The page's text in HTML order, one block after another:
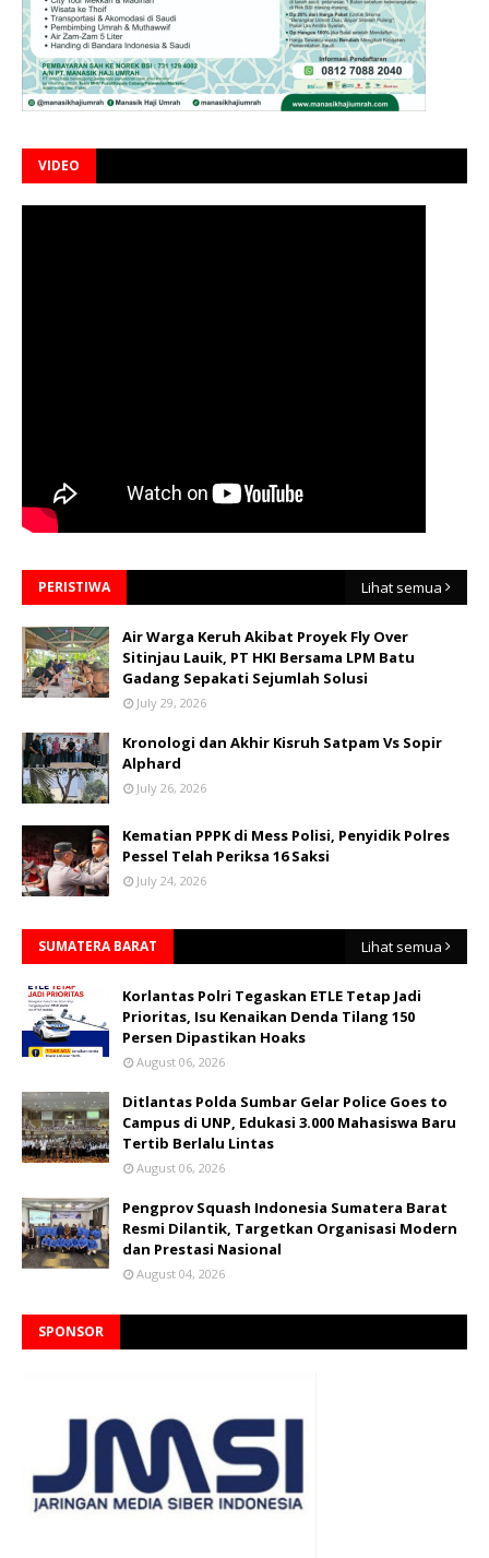
VIDEO
PERISTIWA Lihat semua
Air Warga Keruh Akibat Proyek Fly Over
Sitinjau Lauik, PT HKI Bersama LPM Batu
Gadang Sepakati Sejumlah Solusi
July 29, 2026
Kronologi dan Akhir Kisruh Satpam Vs Sopir
Alphard
July 26, 2026
Kematian PPPK di Mess Polisi, Penyidik Polres
Pessel Telah Periksa 16 Saksi
July 24, 2026
SUMATERA BARAT Lihat semua
Korlantas Polri Tegaskan ETLE Tetap Jadi
Prioritas, Isu Kenaikan Denda Tilang 150
Persen Dipastikan Hoaks
August 06, 2026
Ditlantas Polda Sumbar Gelar Police Goes to
Campus di UNP, Edukasi 3.000 Mahasiswa Baru
Tertib Berlalu Lintas
August 06, 2026
Pengprov Squash Indonesia Sumatera Barat
Resmi Dilantik, Targetkan Organisasi Modern
dan Prestasi Nasional
August 04, 2026
SPONSOR